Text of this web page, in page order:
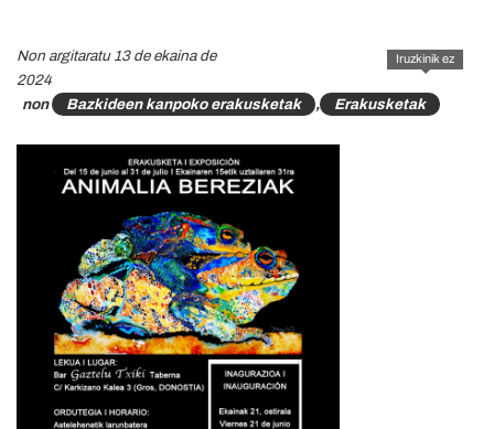
Iruzkinik ez
Non argitaratu 13 de ekaina de
2024
non
Bazkideen kanpoko erakusketak , Erakusketak